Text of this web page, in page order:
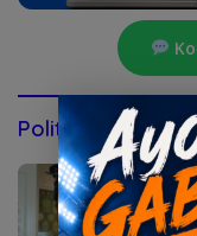
Politik &